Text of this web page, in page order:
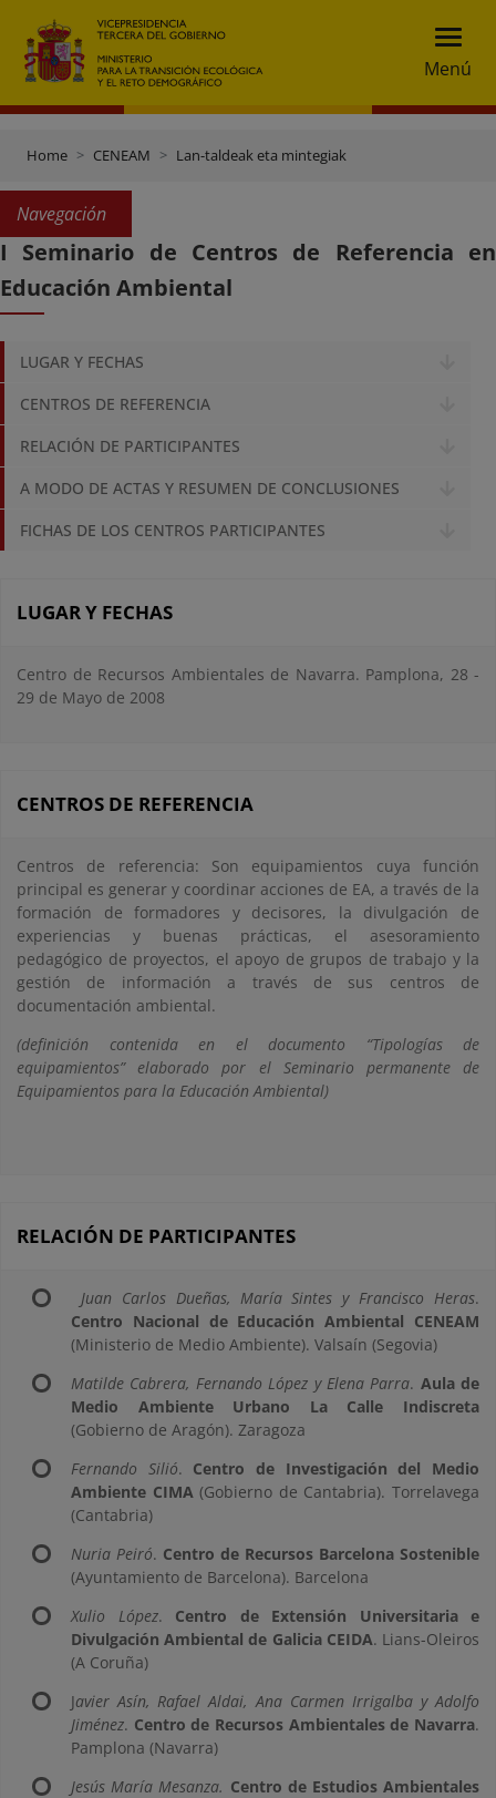
Menú
Home CENEAM Lan-taldeak eta mintegiak
Navegación
I Seminario de Centros de Referencia en
Educación Ambiental
LUGAR Y FECHAS
CENTROS DE REFERENCIA
RELACIÓN DE PARTICIPANTES
A MODO DE ACTAS Y RESUMEN DE CONCLUSIONES
FICHAS DE LOS CENTROS PARTICIPANTES
LUGAR Y FECHAS
Centro de Recursos Ambientales de Navarra. Pamplona, 28 -
29 de Mayo de 2008
CENTROS DE REFERENCIA
Centros de referencia: Son equipamientos cuya función
principal es generar y coordinar acciones de EA, a través de la
formación de formadores y decisores, la divulgación de
experiencias y buenas prácticas, el asesoramiento
pedagógico de proyectos, el apoyo de grupos de trabajo y la
gestión de información a través de sus centros de
documentación ambiental.
(definición contenida en el documento “Tipologías de
equipamientos” elaborado por el Seminario permanente de
Equipamientos para la Educación Ambiental)
RELACIÓN DE PARTICIPANTES
Juan Carlos Dueñas, María Sintes y Francisco Heras.
Centro Nacional de Educación Ambiental CENEAM
(Ministerio de Medio Ambiente). Valsaín (Segovia)
Matilde Cabrera, Fernando López y Elena Parra. Aula de
Medio Ambiente Urbano La Calle Indiscreta
(Gobierno de Aragón). Zaragoza
Fernando Silió. Centro de Investigación del Medio
Ambiente CIMA(Gobierno de Cantabria). Torrelavega
(Cantabria)
Nuria Peiró. Centro de Recursos Barcelona Sostenible
(Ayuntamiento de Barcelona). Barcelona
Xulio López. Centro de Extensión Universitaria e
Divulgación Ambiental de Galicia CEIDA. Lians-Oleiros
(A Coruña)
Javier Asín, Rafael Aldai, Ana Carmen Irrigalba y Adolfo
Jiménez. Centro de Recursos Ambientales de Navarra.
Pamplona (Navarra)
Jesús María Mesanza. Centro de Estudios Ambientales